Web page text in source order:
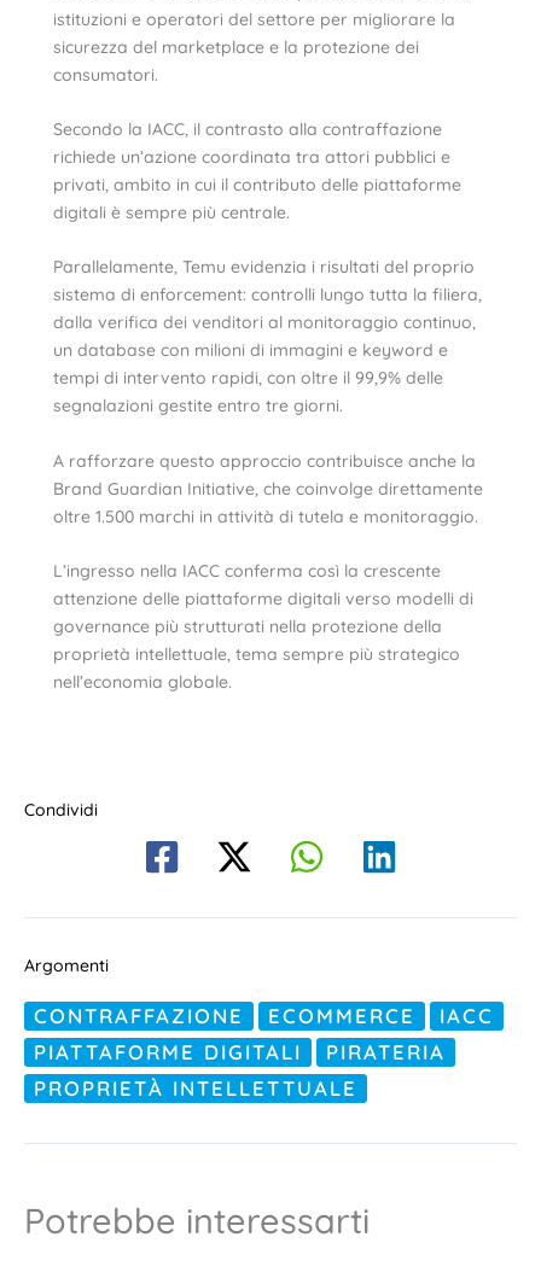
istituzioni e operatori del settore per migliorare la
sicurezza del marketplace e la protezione dei
consumatori.
Secondo la IACC, il contrasto alla contraffazione
richiede un’azione coordinata tra attori pubblici e
privati, ambito in cui il contributo delle piattaforme
digitali è sempre più centrale.
Parallelamente, Temu evidenzia i risultati del proprio
sistema di enforcement: controlli lungo tutta la filiera,
dalla verifica dei venditori al monitoraggio continuo,
un database con milioni di immagini e keyword e
tempi di intervento rapidi, con oltre il 99,9% delle
segnalazioni gestite entro tre giorni.
A rafforzare questo approccio contribuisce anche la
Brand Guardian Initiative, che coinvolge direttamente
oltre 1.500 marchi in attività di tutela e monitoraggio.
L’ingresso nella IACC conferma così la crescente
attenzione delle piattaforme digitali verso modelli di
governance più strutturati nella protezione della
proprietà intellettuale, tema sempre più strategico
nell’economia globale.
Condividi
Argomenti
CONTRAFFAZIONE ECOMMERCE
IACC
PIATTAFORME DIGITALI
PIRATERIA
PROPRIETÀ INTELLETTUALE
Potrebbe interessarti